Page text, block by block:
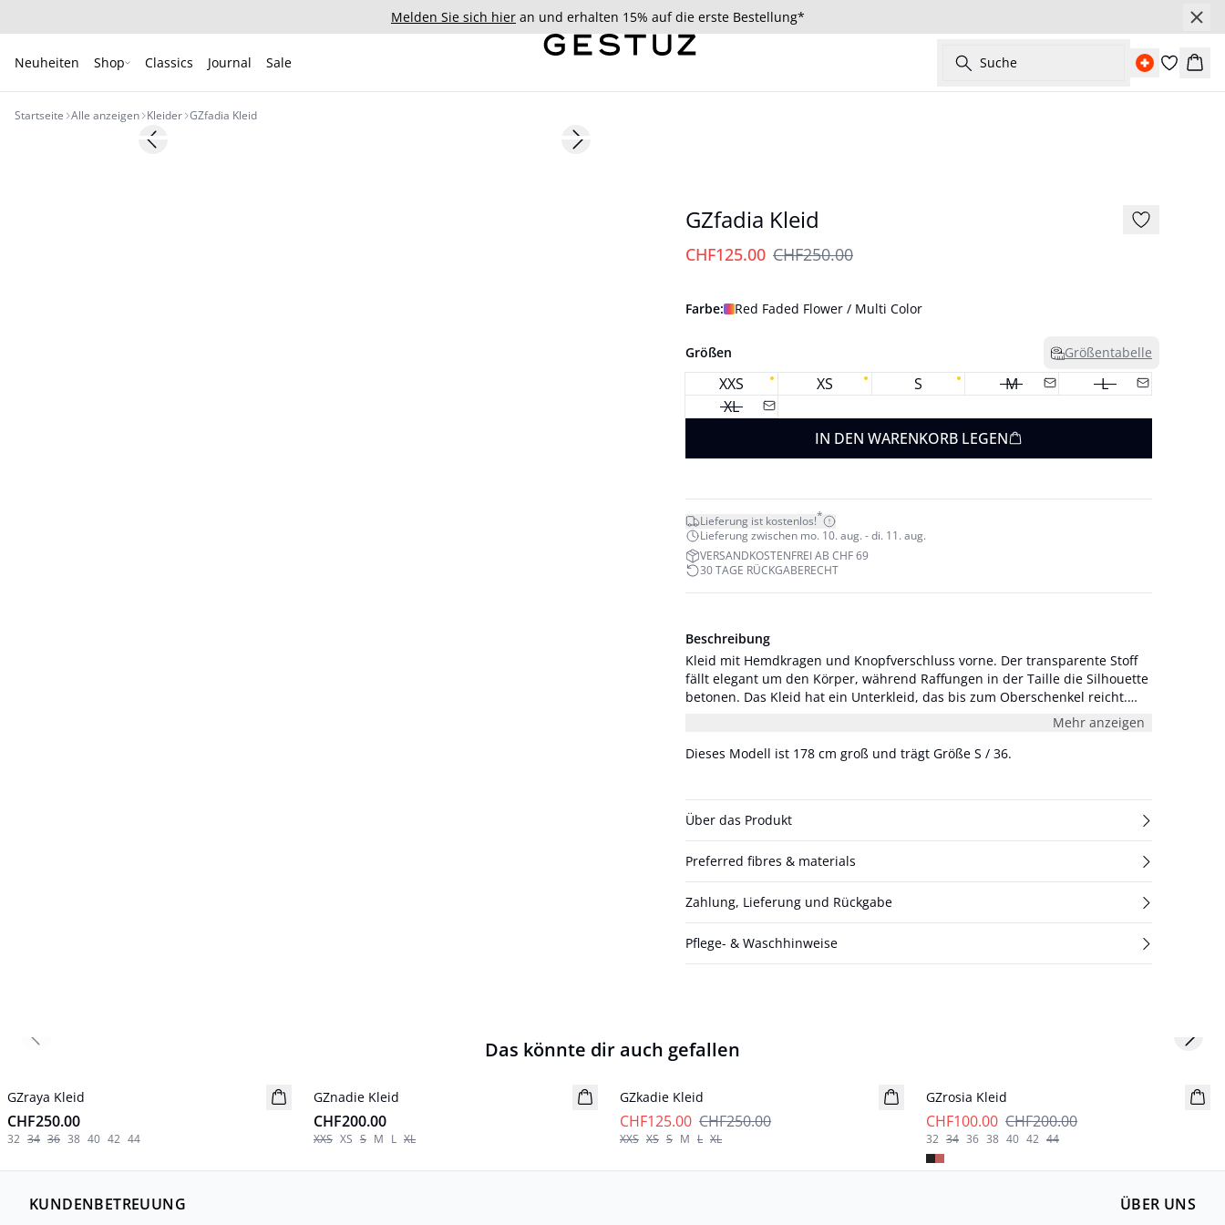
Melden Sie sich hier an und erhalten 15% auf die erste Bestellung*
Neuheiten Shop Classics Journal Sale Suche
Startseite Alle anzeigen Kleider GZfadia Kleid
178 cm • S / 36
- 50%Previous slide Next slide
GZfadia Kleid
CHF125.00 CHF250.00
Farbe: Red Faded Flower / Multi Color
Größen Größentabelle
XXS XS S M
L
XL
IN DEN WARENKORB LEGEN
Lieferung ist kostenlos!*
Lieferung zwischen mo. 10. aug. - di. 11. aug.
VERSANDKOSTENFREI AB CHF 69
30 TAGE RÜCKGABERECHT
Beschreibung
Kleid mit Hemdkragen und Knopfverschluss vorne. Der transparente Stoff
fällt elegant um den Körper, während Raffungen in der Taille die Silhouette
betonen. Das Kleid hat ein Unterkleid, das bis zum Oberschenkel reicht.
Mehr anzeigen
Dieses Modell ist 178 cm groß und trägt Größe S / 36.
Über das Produkt
Preferred fibres & materials
Zahlung, Lieferung und Rückgabe
Pflege- & Waschhinweise
Das könnte dir auch gefallen
Neuheiten
GZraya Kleid
CHF250.00
32 34 36 38 40 42 44
Neuheiten
GZnadie Kleid
CHF200.00
XXS XS S M L XL
- 50%
GZkadie Kleid
CHF125.00 CHF250.00
XXS XS S M L XL
GZrosia Kleid
CHF100.00 CHF200.00
32 34 36 38 40 42 44
Previous slide Next
KUNDENBETREUUNG
ÜBER UNS